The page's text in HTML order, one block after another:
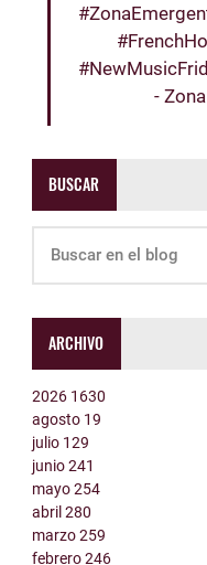
-
BUSCAR
ARCHIVO
2026 1630
agosto 19
julio 129
junio241
mayo254
abril280
marzo259
febrero246